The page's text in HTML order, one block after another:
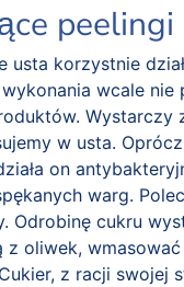
peelingi
usta korzystnie
wcale nie
Wystarczy
w usta.
on
warg.
Odrobinę cukru
z oliwek,
z racji swojej